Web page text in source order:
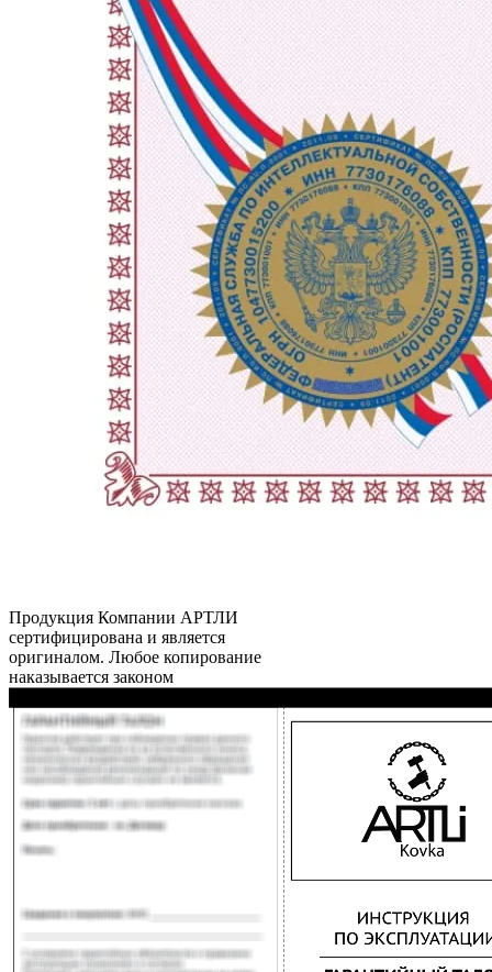
Продукция Компании АРТЛИ
сертифицирована и является
оригиналом. Любое копирование
наказывается законом